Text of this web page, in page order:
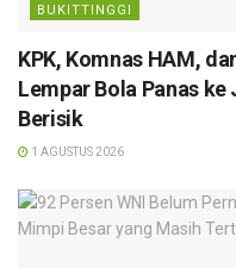
BUKITTINGGI
KPK, Komnas HAM,
Lempar Bola Panas
Berisik
1 AGUSTUS 2026